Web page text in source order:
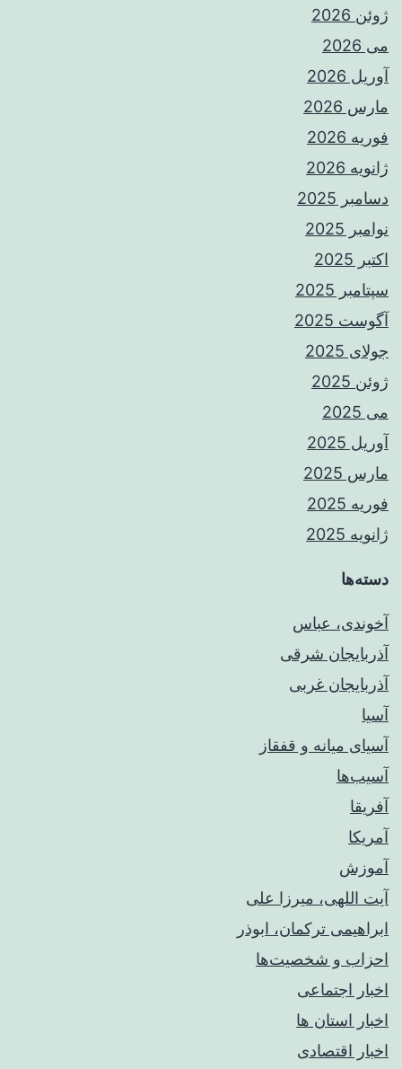
ژوئن 2026
می 2026
آوریل 2026
مارس 2026
فوریه 2026
ژانویه 2026
دسامبر 2025
نوامبر 2025
اکتبر 2025
سپتامبر 2025
آگوست 2025
جولای 2025
ژوئن 2025
می 2025
آوریل 2025
مارس 2025
فوریه 2025
ژانویه 2025
دسته‌ها
آخوندی، عباس
آذربایجان شرقی
آذربایجان غربی
آسیا
آسیای میانه و قفقاز
آسیب‌ها
آفریقا
آمریکا
آموزش
آیت اللهی، میرزا علی
ابراهیمی ترکمان، ابوذر
احزاب و شخصیت‌ها
اخبار اجتماعی
اخبار استان ها
اخبار اقتصادی